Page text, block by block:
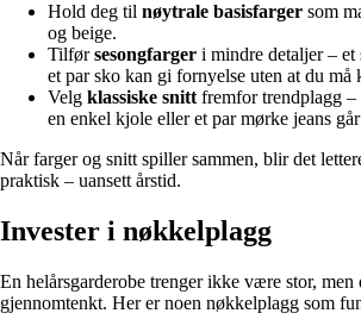
Hold deg til nøytrale basisfarger som
og beige.
Tilførsesongfarger i mindre detaljer –
et par sko kan gi fornyelse uten at du må
Velg klassiske snitt fremfor trendplagg –
en enkel kjole eller et par mørke jeans
Når farger og snitt spiller sammen, blir det
praktisk – uansett årstid.
Invester i nøkkelplagg
En helårsgarderobe trenger ikke være stor,
gjennomtenkt. Her er noen nøkkelplagg som